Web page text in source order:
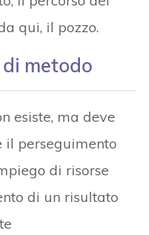
qui, il pozzo.
metodo
esiste, ma deve
il perseguimento
di risorse
di un risultato